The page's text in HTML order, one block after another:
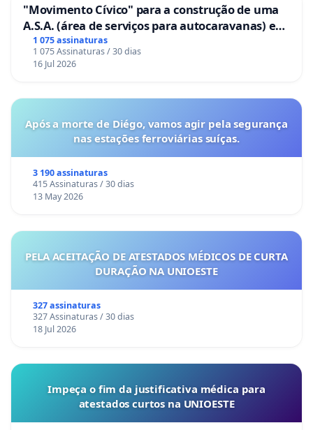
"Movimento Cívico" para a construção de uma
A.S.A. (área de serviços para autocaravanas) em
Coimbra
1 075 assinaturas
1 075 Assinaturas / 30 dias
16 Jul 2026
Após a morte de Diégo, vamos agir pela segurança
nas estações ferroviárias suíças.
3 190 assinaturas
415 Assinaturas / 30 dias
13 May 2026
PELA ACEITAÇÃO DE ATESTADOS MÉDICOS DE CURTA
DURAÇÃO NA UNIOESTE
327 assinaturas
327 Assinaturas / 30 dias
18 Jul 2026
Impeça o fim da justificativa médica para
atestados curtos na UNIOESTE